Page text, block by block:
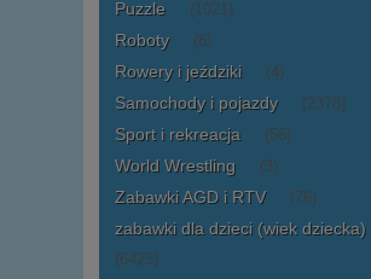
Puzzle (1021)
Roboty (8)
Rowery i jeździki (4)
Samochody i pojazdy (2378)
Sport i rekreacja (56)
World Wrestling (3)
Zabawki AGD i RTV (76)
zabawki dla dzieci (wiek dziecka)
(6423)